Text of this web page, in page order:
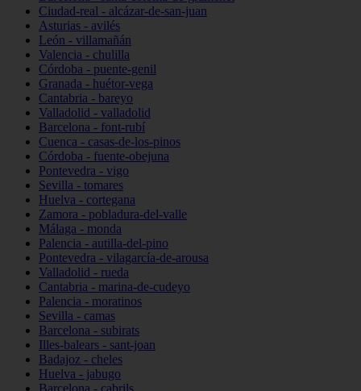
Ciudad-real - alcázar-de-san-juan
Asturias - avilés
León - villamañán
Valencia - chulilla
Córdoba - puente-genil
Granada - huétor-vega
Cantabria - bareyo
Valladolid - valladolid
Barcelona - font-rubí
Cuenca - casas-de-los-pinos
Córdoba - fuente-obejuna
Pontevedra - vigo
Sevilla - tomares
Huelva - cortegana
Zamora - pobladura-del-valle
Málaga - monda
Palencia - autilla-del-pino
Pontevedra - vilagarcía-de-arousa
Valladolid - rueda
Cantabria - marina-de-cudeyo
Palencia - moratinos
Sevilla - camas
Barcelona - subirats
Illes-balears - sant-joan
Badajoz - cheles
Huelva - jabugo
Barcelona - cabrils